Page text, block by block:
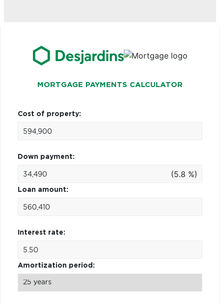
MORTGAGE PAYMENTS CALCULATOR
Cost of property:
Down payment:
(5.8 %)
Loan amount:
Interest rate:
Amortization period: